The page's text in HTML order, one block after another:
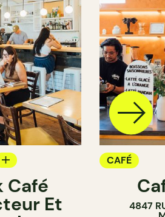
Café
Et
CAFÉ
4847